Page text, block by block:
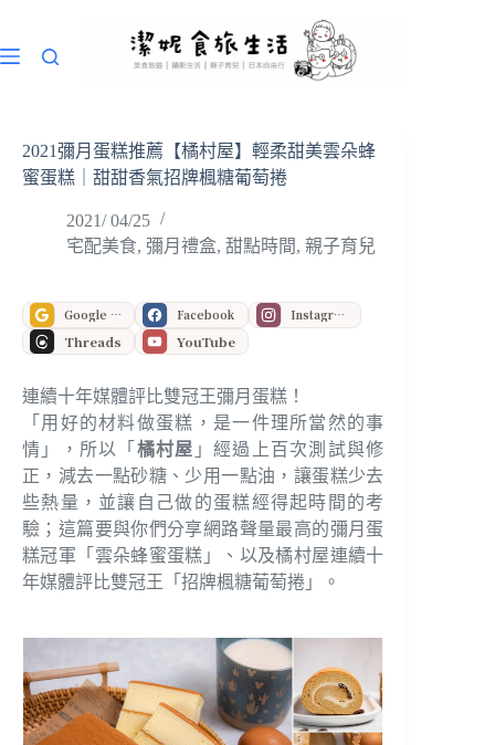
主
2021彌月蛋糕推薦【橘村屋】輕柔甜美雲朵蜂
蜜蛋糕｜甜甜香氣招牌楓糖葡萄捲
2021/ 04/25
宅配美食, 彌月禮盒, 甜點時間, 親子育兒
Google 偏好來源 Facebook Instagram
Threads YouTube
連續十年媒體評比雙冠王彌月蛋糕！
「用好的材料做蛋糕，是一件理所當然的事
情」，所以「 橘村屋 」經過上百次測試與修
正，減去一點砂糖、少用一點油，讓蛋糕少去
些熱量，並讓自己做的蛋糕經得起時間的考
驗；這篇要與你們分享網路聲量最高的彌月蛋
糕冠軍「雲朵蜂蜜蛋糕」、以及橘村屋連續十
年媒體評比雙冠王「招牌楓糖葡萄捲」。